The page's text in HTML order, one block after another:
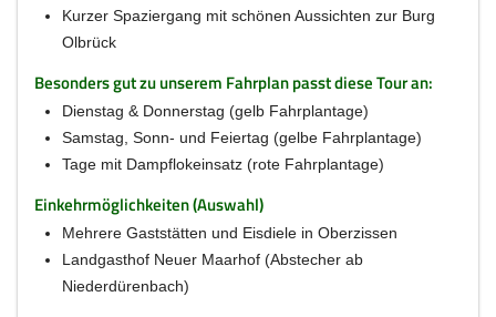
Kurzer Spaziergang mit schönen Aussichten zur Burg
Olbrück
Besonders gut zu unserem Fahrplan passt diese Tour an:
Dienstag & Donnerstag (gelb Fahrplantage)
Samstag, Sonn- und Feiertag (gelbe Fahrplantage)
Tage mit Dampflokeinsatz (rote Fahrplantage)
Einkehrmöglichkeiten (Auswahl)
Mehrere Gaststätten und Eisdiele in Oberzissen
Landgasthof Neuer Maarhof (Abstecher ab
Niederdürenbach)